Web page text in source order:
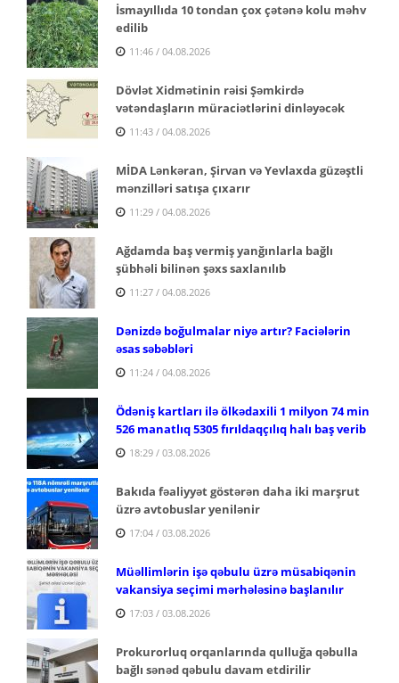
İsmayıllıda 10 tondan çox çətənə kolu məhv
edilib
11:46 / 04.08.2026
Dövlət Xidmətinin rəisi Şəmkirdə
vətəndaşların müraciətlərini dinləyəcək
11:43 / 04.08.2026
MİDA Lənkəran, Şirvan və Yevlaxda güzəştli
mənzilləri satışa çıxarır
11:29 / 04.08.2026
Ağdamda baş vermiş yanğınlarla bağlı
şübhəli bilinən şəxs saxlanılıb
11:27 / 04.08.2026
Dənizdə boğulmalar niyə artır? Faciələrin
əsas səbəbləri
11:24 / 04.08.2026
Ödəniş kartları ilə ölkədaxili 1 milyon 74 min
526 manatlıq 5305 fırıldaqçılıq halı baş verib
18:29 / 03.08.2026
Bakıda fəaliyyət göstərən daha iki marşrut
üzrə avtobuslar yenilənir
17:04 / 03.08.2026
Müəllimlərin işə qəbulu üzrə müsabiqənin
vakansiya seçimi mərhələsinə başlanılır
17:03 / 03.08.2026
Prokurorluq orqanlarında qulluğa qəbulla
bağlı sənəd qəbulu davam etdirilir